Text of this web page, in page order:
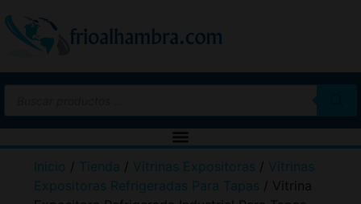
Inicio / Tienda / Vitrinas Expositoras / Vitrinas
Expositoras Refrigeradas Para Tapas / Vitrina